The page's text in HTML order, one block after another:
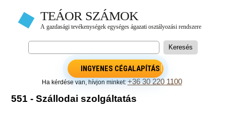
INGYENES CÉGALAPÍTÁS
Ha kérdése van, hívjon minket:+36 30 220 1100
551 - Szállodai szolgáltatás